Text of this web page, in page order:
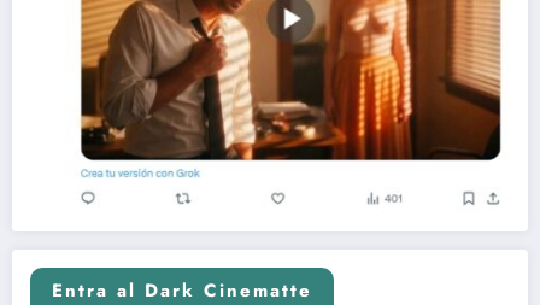
Entra al Dark Cinematte